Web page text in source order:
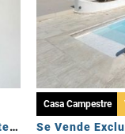
Se Vende Apartamento - Sector Avenida Centenario
Casa Campestre